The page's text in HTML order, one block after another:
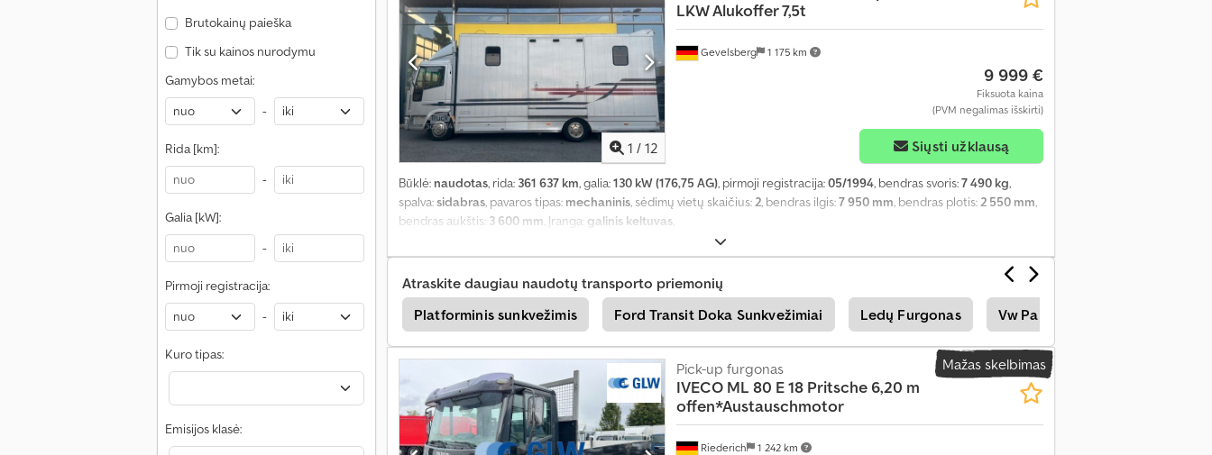
Brutokainų paieška
Tik su kainos nurodymu
Gamybos metai:
-
Rida [km]:
-
Galia [kW]:
-
Pirmoji registracija:
-
Kuro tipas:
Emisijos klasė:
S
u
e
d
b
a
4
0
1
8
5
8
1 / 12
Gevelsberg 1 175 km
LKW Alukoffer 7,5t
9 999 €
Fiksuota kaina
(PVM negalimas išskirti)
Siųsti užklausą
Būklė: naudotas, rida: 361 637 km, galia:130 kW (176,75 AG), pirmoji registracija:05/1994, bendras svoris:7 490 kg,
spalva:sidabras, pavaros tipas: mechaninis, sėdimų vietų skaičius:2, bendras ilgis:7 950 mm, bendras plotis:2 550 mm,
bendras aukštis: 3 600 mm, Įranga: galinis keltuvas,
Atraskite daugiau naudotų transporto priemonių
Platforminis sunkvežimis
Ford Transit Doka Sunkvežimiai Ledų Furgonas Vw Paimti
Renault D Sunkvežimiai Daf Lf
Mažas skelbimas
Riederich 1 242 km
Pick-up furgonas
IVECO ML 80 E 18 Pritsche 6,20 m
offen*Austauschmotor